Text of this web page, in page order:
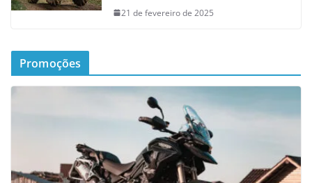
21 de fevereiro de 2025
Promoções